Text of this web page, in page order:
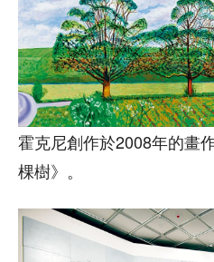
霍克尼創作於2008年的畫
棵樹》。